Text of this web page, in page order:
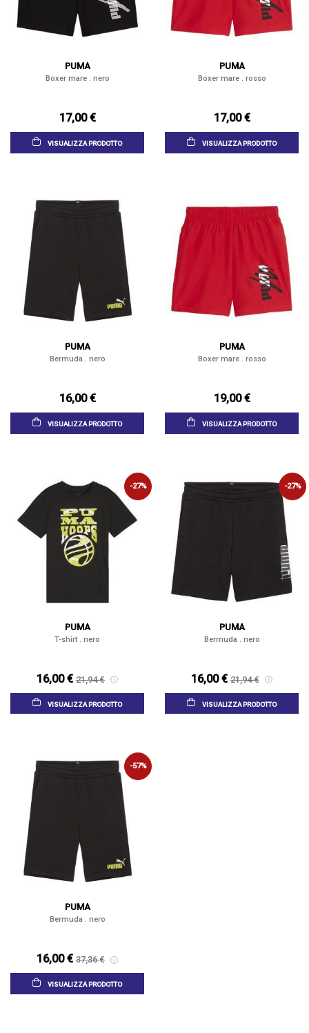
PUMA
Boxer mare . nero
17,00 €
VISUALIZZA PRODOTTO
PUMA
Boxer mare . rosso
17,00 €
VISUALIZZA PRODOTTO
PUMA
Bermuda . nero
16,00 €
VISUALIZZA PRODOTTO
PUMA
Boxer mare . rosso
19,00 €
VISUALIZZA PRODOTTO
-27%
PUMA
T-shirt . nero
16,00 € 21,94 €
VISUALIZZA PRODOTTO
-27%
PUMA
Bermuda . nero
16,00 € 21,94 €
VISUALIZZA PRODOTTO
-57%
PUMA
Bermuda . nero
16,00 € 37,36 €
VISUALIZZA PRODOTTO